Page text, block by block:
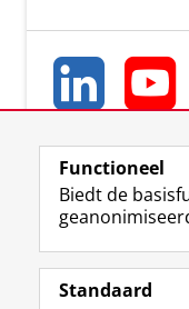
Functioneel
Biedt de
Standaard